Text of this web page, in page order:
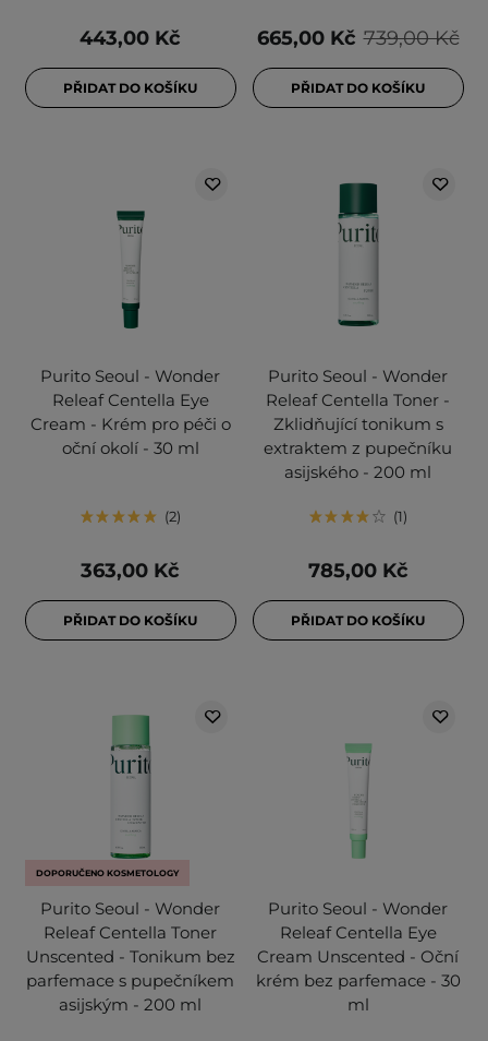
443,00 Kč
PŘIDAT DO KOŠÍKU
739,00 Kč
665,00 Kč
PŘIDAT DO KOŠÍKU
Purito Seoul - Wonder
Releaf Centella Eye
Cream - Krém pro péči o
oční okolí - 30 ml
2
363,00 Kč
PŘIDAT DO KOŠÍKU
Purito Seoul - Wonder
Releaf Centella Toner -
Zklidňující tonikum s
extraktem z pupečníku
asijského - 200 ml
1
785,00 Kč
PŘIDAT DO KOŠÍKU
DOPORUČENO KOSMETOLOGY
Purito Seoul - Wonder
Releaf Centella Toner
Unscented - Tonikum bez
parfemace s pupečníkem
asijským - 200 ml
Purito Seoul - Wonder
Releaf Centella Eye
Cream Unscented - Oční
krém bez parfemace - 30
ml